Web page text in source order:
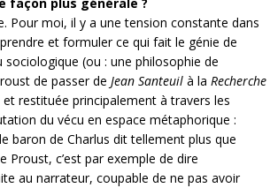
Pour moi, il y a une tension constante dans
et formuler ce qui fait le génie de
sociologique (ou : une philosophie de
de passer de Jean Santeuil à la Recherche
restituée principalement à travers les
du vécu en espace métaphorique :
baron de Charlus dit tellement plus que
Proust, c’est par exemple de dire
au narrateur, coupable de ne pas avoir